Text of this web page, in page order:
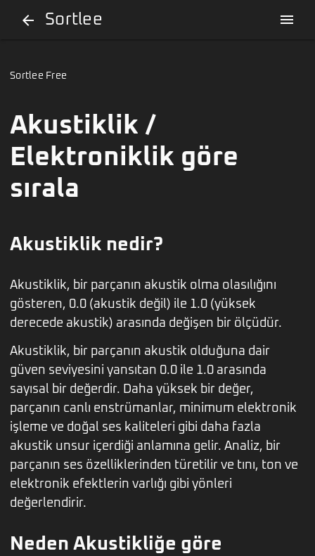
arrow_back Sortlee menu
Sortlee Free
Akustiklik /
Elektroniklik göre
sırala
Akustiklik nedir?
Akustiklik, bir parçanın akustik olma olasılığını
gösteren, 0.0 (akustik değil) ile 1.0 (yüksek
derecede akustik) arasında değişen bir ölçüdür.
Akustiklik, bir parçanın akustik olduğuna dair
güven seviyesini yansıtan 0.0 ile 1.0 arasında
sayısal bir değerdir. Daha yüksek bir değer,
parçanın canlı enstrümanlar, minimum elektronik
işleme ve doğal ses kaliteleri gibi daha fazla
akustik unsur içerdiği anlamına gelir. Analiz, bir
parçanın ses özelliklerinden türetilir ve tını, ton ve
elektronik efektlerin varlığı gibi yönleri
değerlendirir.
Neden Akustikliğe göre